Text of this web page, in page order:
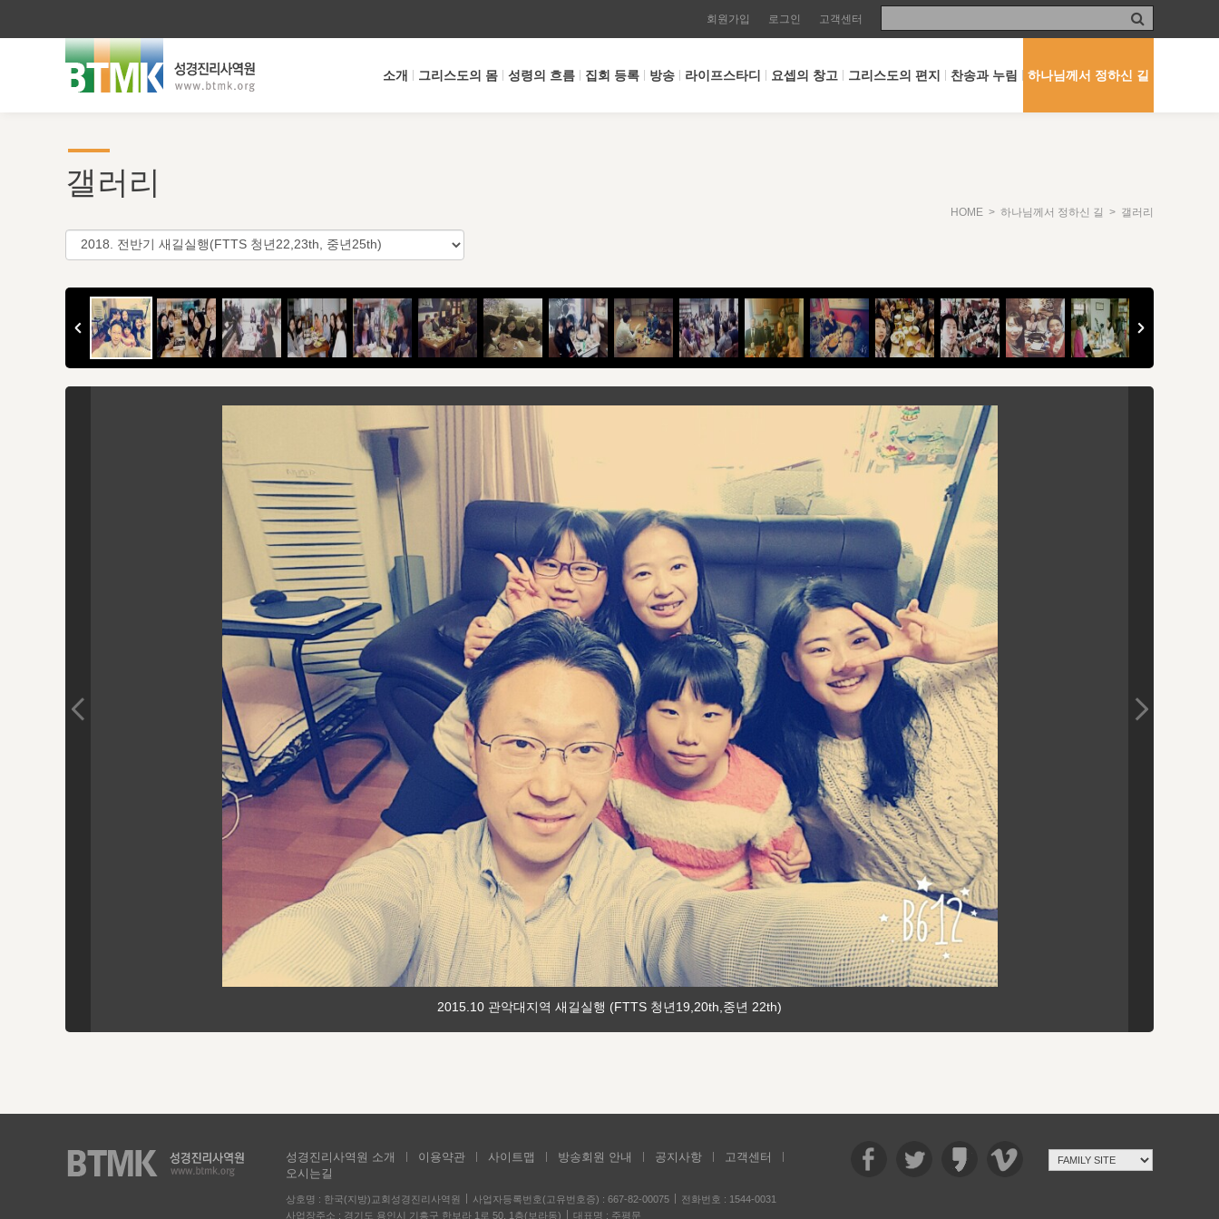
회원가입 로그인 고객센터
소개 그리스도의 몸 성령의 흐름 집회 등록 방송 라이프스타디 요셉의 창고 그리스도의 편지 찬송과 누림 하나님께서 정하신 길
갤러리
HOME > 하나님께서 정하신 길 > 갤러리
2015.10 관악대지역 새길실행 (FTTS 청년19,20th,중년 22th)
성경진리사역원 소개 이용약관 사이트맵 방송회원 안내 공지사항
고객센터
오시는길
상호명 : 한국(지방)교회성경진리사역원 사업자등록번호(고유번호증) : 667-82-00075
전화번호 : 1544-0031
사업장주소 : 경기도 용인시 기흥구 한보라 1로 50, 1층(보라동)
대표명 : 주평문